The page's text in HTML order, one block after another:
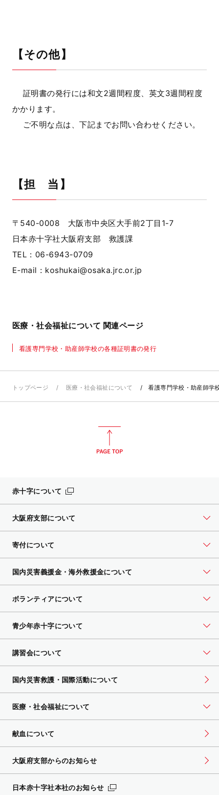
【その他】
証明書の発行には和文2週間程度、英文3週間程度
かかります。
ご不明な点は、下記までお問い合わせください。
【担 当】
〒540-0008 大阪市中央区大手前2丁目1-7
日本赤十字社大阪府支部 救護課
TEL：06-6943-0709
E-mail：koshukai@osaka.jrc.or.jp
医療・社会福祉について 関連ページ
看護専門学校・助産師学校の各種証明書の発行
トップページ 医療・社会福祉について 看護専門学校・助産師学
赤十字について
大阪府支部について
寄付について
国内災害義援金・海外救援金について
ボランティアについて
青少年赤十字について
講習会について
国内災害救護・国際活動について
医療・社会福祉について
献血について
大阪府支部からのお知らせ
日本赤十字社本社のお知らせ